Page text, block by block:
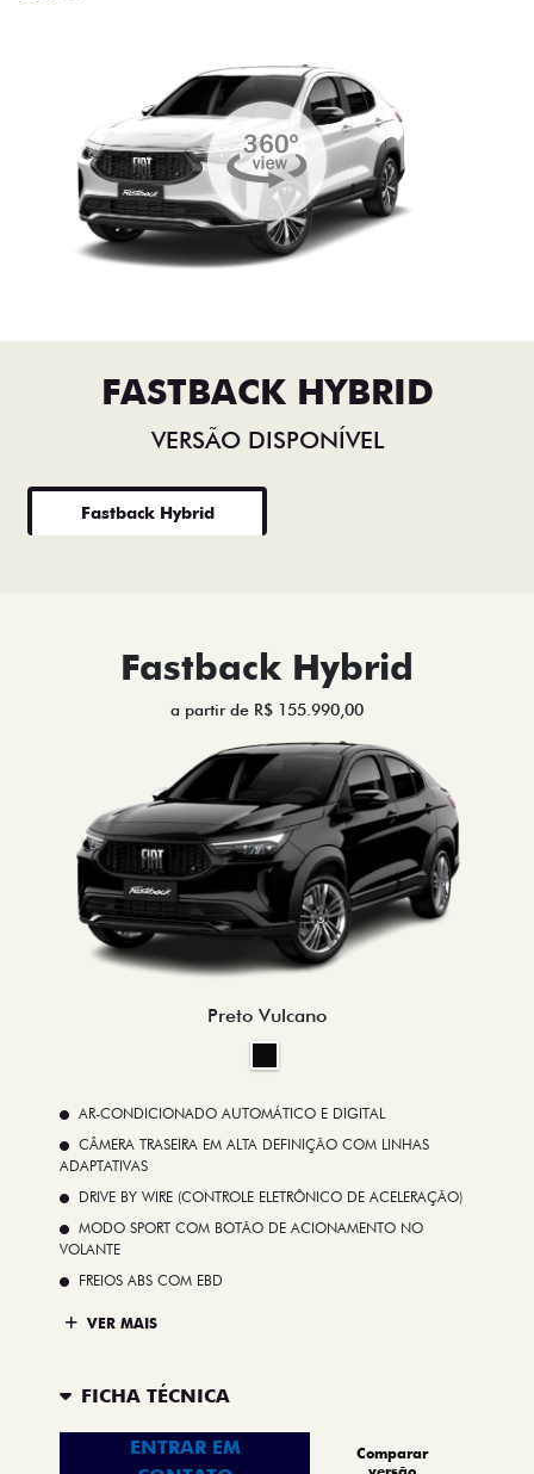
FASTBACK HYBRID
VERSÃO DISPONÍVEL
Fastback Hybrid
Fastback Hybrid
a partir de R$ 155.990,00
Preto Vulcano
AR-CONDICIONADO AUTOMÁTICO E DIGITAL
CÂMERA TRASEIRA EM ALTA DEFINIÇÃO COM LINHAS
ADAPTATIVAS
DRIVE BY WIRE (CONTROLE ELETRÔNICO DE ACELERAÇÃO)
MODO SPORT COM BOTÃO DE ACIONAMENTO NO
VOLANTE
FREIOS ABS COM EBD
VER MAIS
FICHA TÉCNICA
ENTRAR EM
Comparar